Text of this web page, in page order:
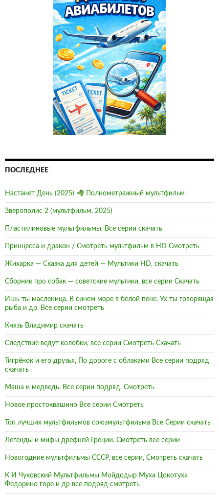
ПОСЛЕДНЕЕ
Настанет День (2025) Полнометражный мультфильм
Зверополис 2 (мультфильм, 2025)
Пластилиновые мультфильмы, Все серии скачать
Принцесса и дракон / Смотреть мультфильм в HD Смотреть
Жихарка — Сказка для детей — Мультики HD, скачать
Сборник про собак — советские мультики, все серии Скачать
Ишь ты масленица, В синем море в белой пене. Ух ты говорящая
рыба и др. Все серии смотреть
Князь Владимир скачать
Следствие ведут колобки, все серии Смотреть Скачать
Тигрёнок и его друзья, По дороге с облаками Все серии подряд
скачать
Маша и медведь. Все серии подряд. Смотреть
Новое простоквашино Все серии Смотреть
Топ лучших мультфильмов союзмультфильма Все Серии скачать
Легенды и мифы дрефней Греции. Смотреть все серии
Новогодние мультфильмы СССР, все серии, Смотреть скачать
К И Чуковский Мультфильмы Мойдодыр Муха Цокотуха
Федорино горе и др все подряд смотреть